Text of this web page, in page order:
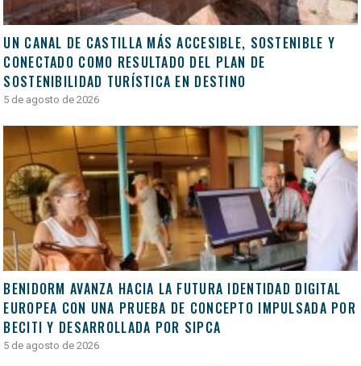
UN CANAL DE CASTILLA MÁS ACCESIBLE, SOSTENIBLE Y
CONECTADO COMO RESULTADO DEL PLAN DE
SOSTENIBILIDAD TURÍSTICA EN DESTINO
5 de agosto de 2026
BENIDORM AVANZA HACIA LA FUTURA IDENTIDAD DIGITAL
EUROPEA CON UNA PRUEBA DE CONCEPTO IMPULSADA POR
BECITI Y DESARROLLADA POR SIPCA
5 de agosto de 2026